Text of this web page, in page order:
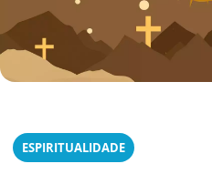
ESPIRITUALIDADE